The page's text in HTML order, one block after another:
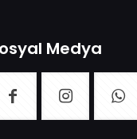
Medya